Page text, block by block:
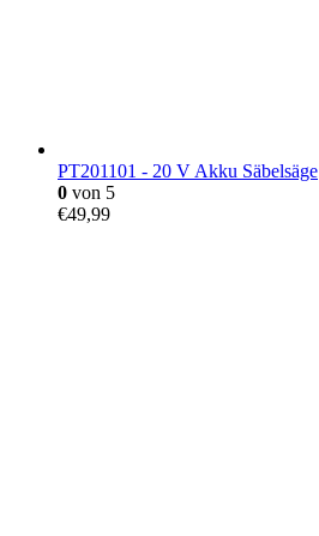
PT201101 - 20 V Akku Säbelsäge
0 von 5
€49,99